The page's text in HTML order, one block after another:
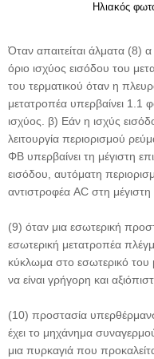
Ηλιακός
Όταν απαιτείται άλματα
όριο ισχύος εισόδου του
του τερματικού όταν η
μετατροπέα υπερβαίνει 1.1
ισχύος. β) Εάν η ισχύς
λειτουργία περιορισμού
ΦΒ υπερβαίνει τη μέγιστη
εισόδου, αυτόματη
αντιστροφέα AC στη μέγιστη
(9) όταν μια εσωτερική
εσωτερική μετατροπέα
κύκλωμα στο εσωτερικό του
να είναι γρήγορη και
(10) προστασία
έχει το μηχάνημα
μια πυρκαγιά που